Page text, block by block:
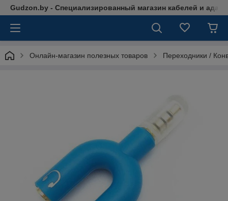
Gudzon.by - Специализированный магазин кабелей и
Онлайн-магазин полезных товаров Переходники /